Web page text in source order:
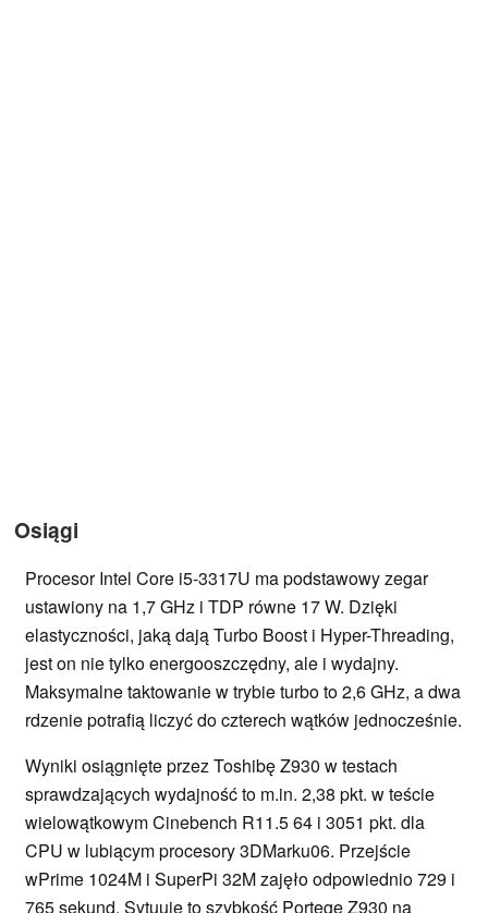
Osiągi
Procesor Intel Core i5-3317U ma podstawowy zegar
ustawiony na 1,7 GHz i TDP równe 17 W. Dzięki
elastyczności, jaką dają Turbo Boost i Hyper-Threading,
jest on nie tylko energooszczędny, ale i wydajny.
Maksymalne taktowanie w trybie turbo to 2,6 GHz, a dwa
rdzenie potrafią liczyć do czterech wątków jednocześnie.
Wyniki osiągnięte przez Toshibę Z930 w testach
sprawdzających wydajność to m.in. 2,38 pkt. w teście
wielowątkowym Cinebench R11.5 64 i 3051 pkt. dla
CPU w lubiącym procesory 3DMarku06. Przejście
wPrime 1024M i SuperPi 32M zajęło odpowiednio 729 i
765 sekund. Sytuuje to szybkość Portege Z930 na